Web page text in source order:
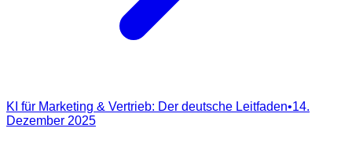
KI für Marketing & Vertrieb: Der deutsche Leitfaden•14.
Dezember 2025